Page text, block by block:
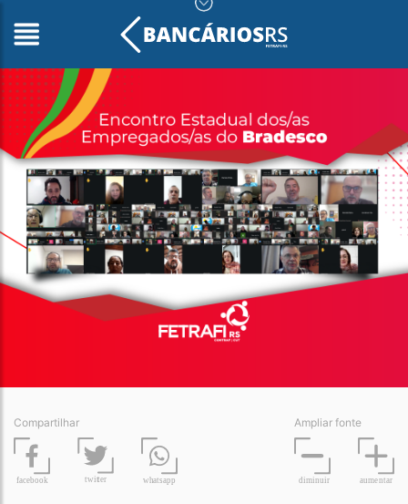
Compartilhar
facebook twitter whatsapp
Ampliar fonte
diminuir aumentar